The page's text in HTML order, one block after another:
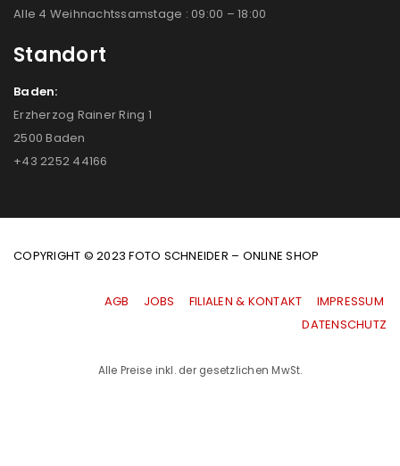
Alle 4 Weihnachtssamstage : 09:00 – 18:00
Standort
Baden:
Erzherzog Rainer Ring 1
2500 Baden
+43 2252 44166
COPYRIGHT © 2023 FOTO SCHNEIDER – ONLINE SHOP
AGB JOBS FILIALEN & KONTAKT
IMPRESSUM
|DATENSCHUTZ
Alle Preise inkl. der gesetzlichen MwSt.